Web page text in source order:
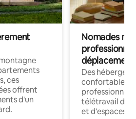
ces
offrent
d'un
Nomades
déplacement
Des
confortables
professionnels
télétravail
et d'espaces